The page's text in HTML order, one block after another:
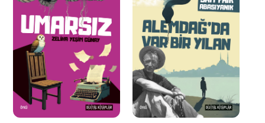
Detaylı
İncele
Detaylı
İncele